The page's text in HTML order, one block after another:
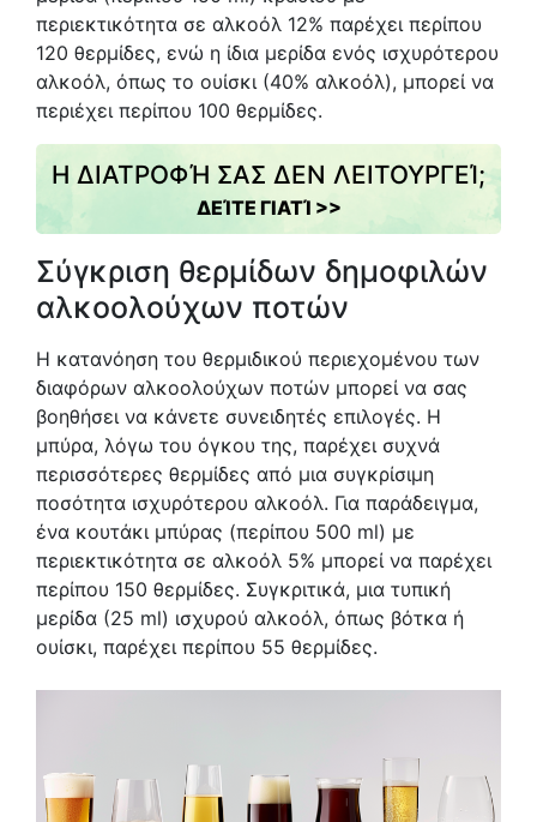
περιεκτικότητα σε αλκοόλ 12% παρέχει περίπου
120 θερμίδες, ενώ η ίδια μερίδα ενός ισχυρότερου
αλκοόλ, όπως το ουίσκι (40% αλκοόλ), μπορεί να
περιέχει περίπου 100 θερμίδες.
Η ΔΙΑΤΡΟΦΉ ΣΑΣ ΔΕΝ ΛΕΙΤΟΥΡΓΕΊ;
ΔΕΊΤΕ ΓΙΑΤΊ >>
Σύγκριση θερμίδων δημοφιλών
αλκοολούχων ποτών
Η κατανόηση του θερμιδικού περιεχομένου των
διαφόρων αλκοολούχων ποτών μπορεί να σας
βοηθήσει να κάνετε συνειδητές επιλογές. Η
μπύρα, λόγω του όγκου της, παρέχει συχνά
περισσότερες θερμίδες από μια συγκρίσιμη
ποσότητα ισχυρότερου αλκοόλ. Για παράδειγμα,
ένα κουτάκι μπύρας (περίπου 500 ml) με
περιεκτικότητα σε αλκοόλ 5% μπορεί να παρέχει
περίπου 150 θερμίδες. Συγκριτικά, μια τυπική
μερίδα (25 ml) ισχυρού αλκοόλ, όπως βότκα ή
ουίσκι, παρέχει περίπου 55 θερμίδες.